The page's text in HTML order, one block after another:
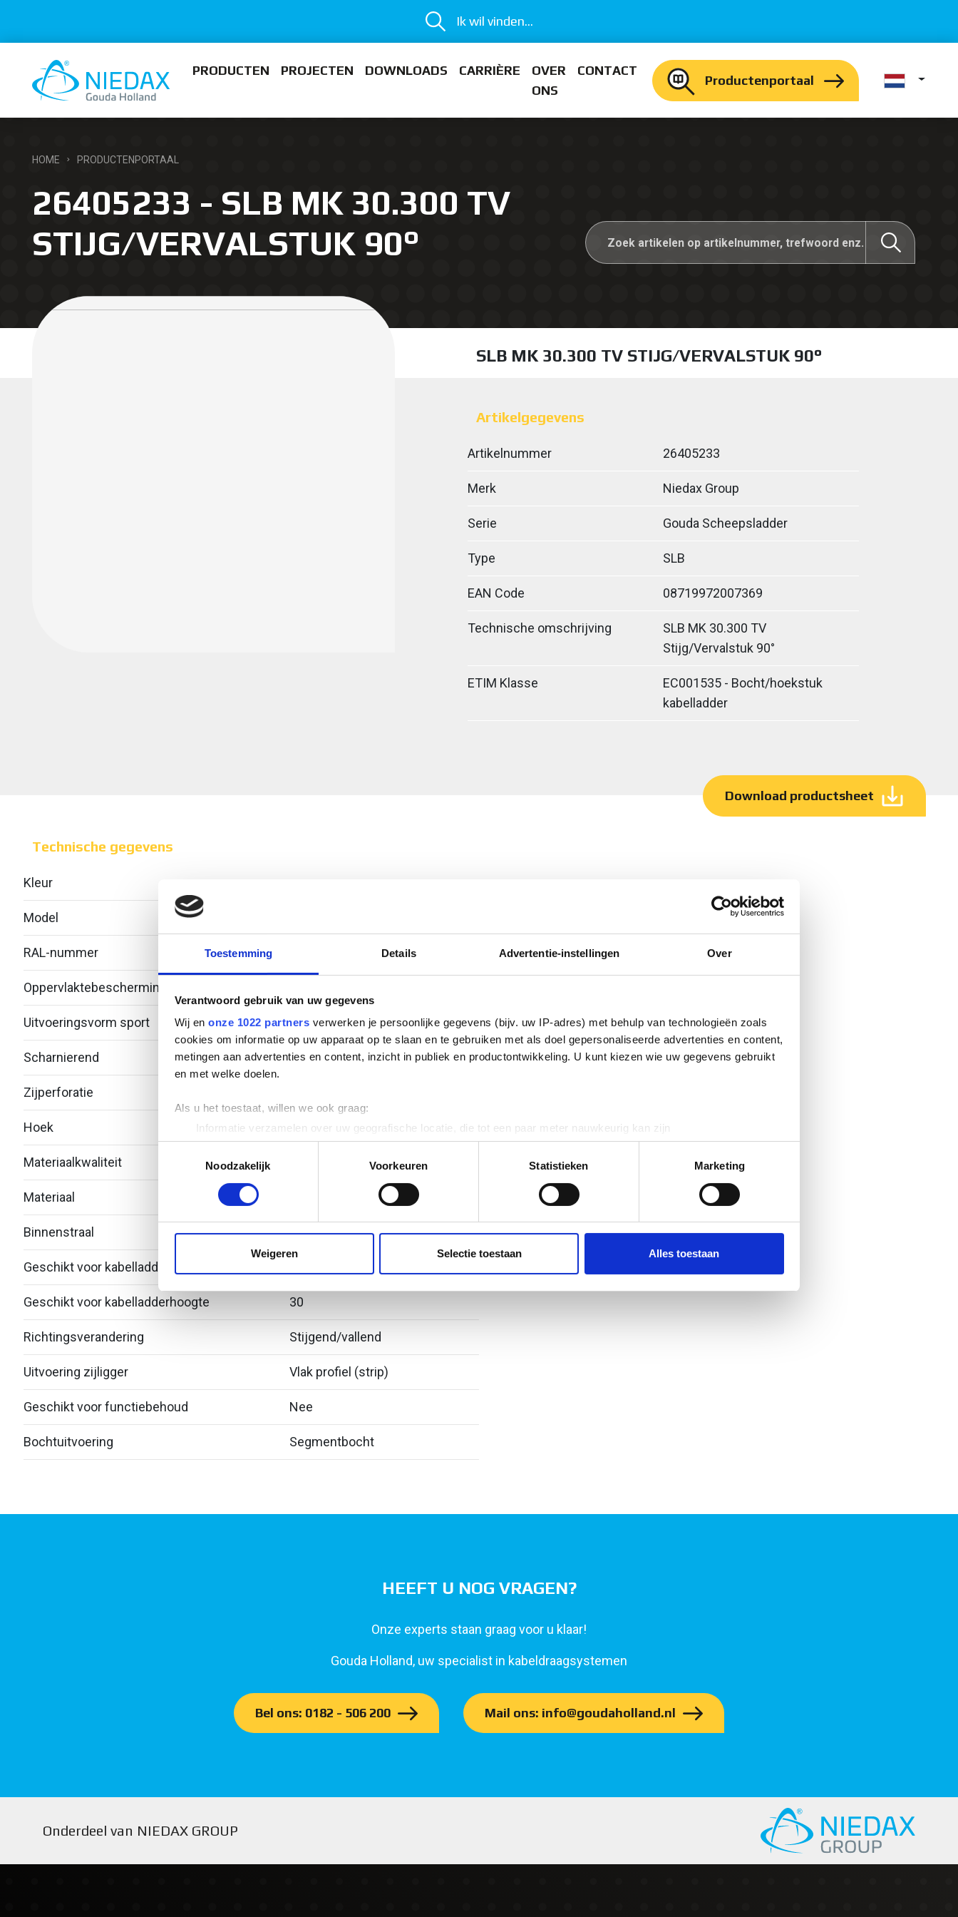
Toestemming Details Advertentie-instellingen Over
Verantwoord gebruik van uw gegevens
Wij en onze 1022 partners verwerken je persoonlijke gegevens (bijv. uw IP-adres) met behulp van technologieën zoals
cookies om informatie op uw apparaat op te slaan en te gebruiken met als doel gepersonaliseerde advertenties en content,
metingen aan advertenties en content, inzicht in publiek en productontwikkeling. U kunt kiezen wie uw gegevens gebruikt
en met welke doelen.
Als u het toestaat, willen we ook graag:
Informatie verzamelen over uw geografische locatie, die tot een paar meter nauwkeurig kan zijn
Uw apparaat identificeren door het actief te scannen op specifieke eigenschappen (fingerprinting)
Lees meer over hoe uw persoonlijke gegevens worden verwerkt en stel uw voorkeuren in het
detailgedeeltein. U kunt uw
toestemming op elk moment wijzigen of intrekken in de Cookieverklaring.
websiteverkeer te analyseren. Ook delen we informatie over uw gebruik van onze site met onze partners voor social
media, adverteren en analyse. Deze partners kunnen deze gegevens combineren met andere informatie die u aan ze heeft
Noodzakelijk
Voorkeuren Statistieken Marketing
Weigeren Selectie toestaan Alles toestaan
Ik wil vinden...
PRODUCTEN PROJECTEN DOWNLOADS CARRIÈRE
OVER
ONS
CONTACT
Productenportaal
HOME PRODUCTENPORTAAL
26405233 - SLB MK 30.300 TV
STIJG/VERVALSTUK 90°
SLB MK 30.300 TV STIJG/VERVALSTUK 90°
Artikelgegevens
Artikelnummer 26405233
Merk Niedax Group
Serie Gouda Scheepsladder
Type SLB
EAN Code 08719972007369
Technische omschrijving
SLB MK 30.300 TV
Stijg/Vervalstuk 90°
ETIM Klasse
EC001535 - Bocht/hoekstuk
kabelladder
Download productsheet
Technische gegevens
Kleur
Model
RAL-nummer
Oppervlaktebescherming
Uitvoeringsvorm sport Vlak profiel (strip)
Scharnierend Nee
Zijperforatie
Hoek 90°
Materiaalkwaliteit
Materiaal
Binnenstraal 150
Geschikt voor kabelladderbreedte
Geschikt voor kabelladderhoogte 30
Richtingsverandering Stijgend/vallend
Uitvoering zijligger Vlak profiel (strip)
Geschikt voor functiebehoud Nee
Bochtuitvoering Segmentbocht
HEEFT U NOG VRAGEN?
Onze experts staan graag voor u klaar!
Gouda Holland, uw specialist in kabeldraagsystemen
Bel ons: 0182 - 506 200 Mail ons: info@goudaholland.nl
Onderdeel van NIEDAX GROUP